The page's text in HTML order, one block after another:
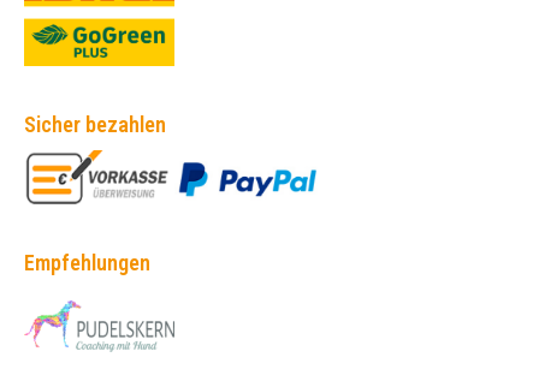
Sicher bezahlen
Empfehlungen